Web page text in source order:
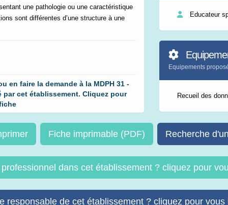
une pathologie ou une caractéristique
sont différentes d’une structure à une
en faire la demande à la MDPH 31 -
par cet établissement. Cliquez pour
Educateur
Equipements
Recueil des
Fiche imprimable (PDF) Recherche
dans cet établissement ? cliquez pour
responsable de cet établissement ? cliquez pour